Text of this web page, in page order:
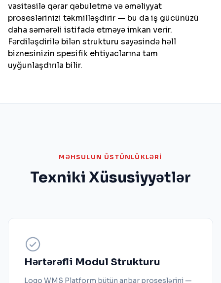
vasitəsilə qərar qəbuletmə və əməliyyat
proseslərinizi təkmilləşdirir — bu da iş gücünüzü
daha səmərəli istifadə etməyə imkan verir.
Fərdiləşdirilə bilən strukturu sayəsində həll
biznesinizin spesifik ehtiyaclarına tam
uyğunlaşdırıla bilir.
MƏHSULUN ÜSTÜNLÜKLƏRI
Texniki Xüsusiyyətlər
Hərtərəfli Modul Strukturu
Logo WMS Platform bütün anbar proseslərini —